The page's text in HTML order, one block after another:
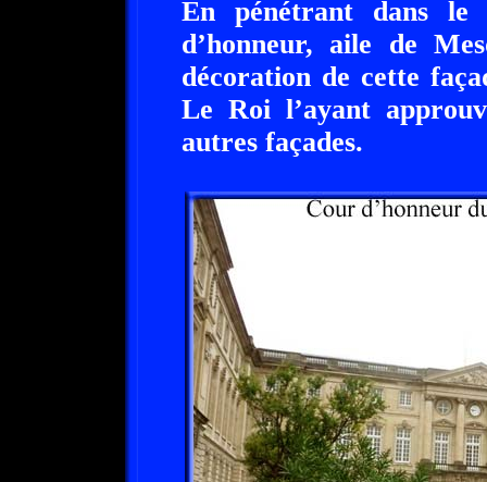
En pénétrant dans
d’honneur, aile de
décoration de cette
Le Roi l’ayant
autres façades.